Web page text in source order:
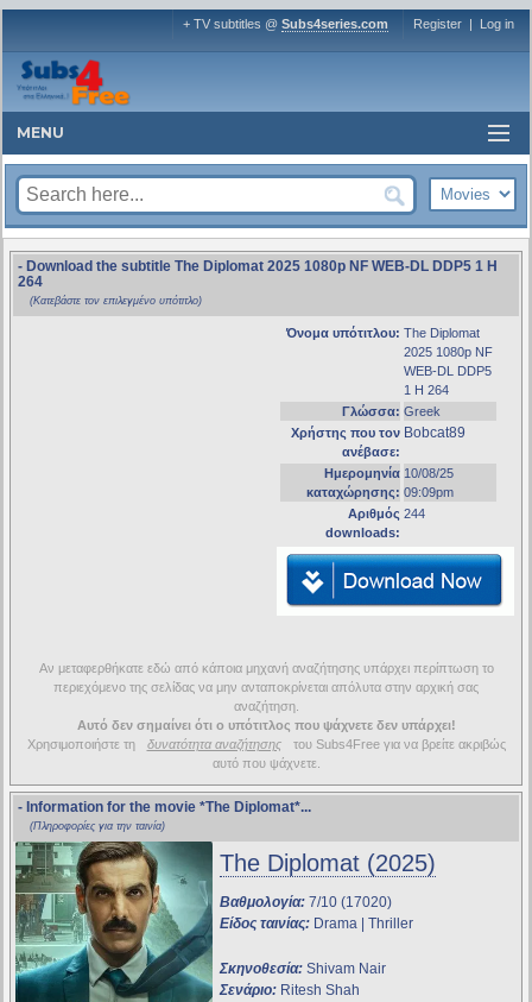
+ TV subtitles @ Subs4series.com Register | Log in
MENU
- Download the subtitle The Diplomat 2025 1080p NF WEB-DL DDP5 1 H
264
(Κατεβάστε τον επιλεγμένο υπότιτλο)
Όνομα υπότιτλου: The Diplomat
2025 1080p NF
WEB-DL DDP5
1 H 264
Γλώσσα: Greek
Χρήστης που τον
ανέβασε:
Bobcat89
Ημερομηνία
καταχώρησης:
10/08/25
09:09pm
Αριθμός
downloads:
244
Αν μεταφερθήκατε εδώ από κάποια μηχανή αναζήτησης υπάρχει περίπτωση το
περιεχόμενο της σελίδας να μην ανταποκρίνεται απόλυτα στην αρχική σας
αναζήτηση.
Αυτό δεν σημαίνει ότι ο υπότιτλος που ψάχνετε δεν υπάρχει!
Χρησιμοποιήστε τη
δυνατότητα αναζήτησης
του Subs4Free για να βρείτε ακριβώς
αυτό που ψάχνετε.
- Information for the movie *The Diplomat*...
(Πληροφορίες για την ταινία)
The Diplomat (2025)
Βαθμολογία: 7/10 (17020)
Είδος ταινίας: Drama | Thriller
Σκηνοθεσία: Shivam Nair
Σενάριο: Ritesh Shah